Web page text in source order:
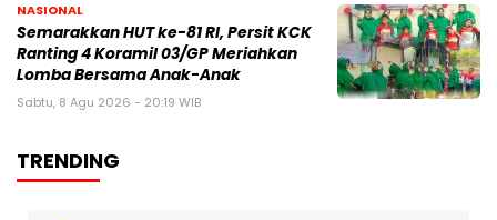
NASIONAL
Semarakkan HUT ke-81 RI, Persit KCK
Ranting 4 Koramil 03/GP Meriahkan
Lomba Bersama Anak-Anak
Sabtu, 8 Agu 2026 - 20:19 WIB
TRENDING